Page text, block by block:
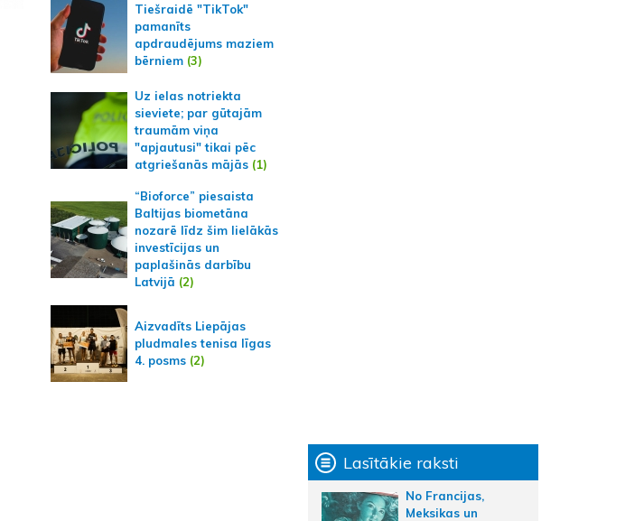
Tiešraidē "TikTok"
pamanīts
apdraudējums maziem
bērniem (3)
Uz ielas notriekta
sieviete; par gūtajām
traumām viņa
"apjautusi" tikai pēc
atgriešanās mājās (1)
“Bioforce” piesaista
Baltijas biometāna
nozarē līdz šim lielākās
investīcijas un
paplašinās darbību
Latvijā (2)
Aizvadīts Liepājas
pludmales tenisa līgas
4. posms (2)
Lasītākie raksti
No Francijas,
Meksikas un